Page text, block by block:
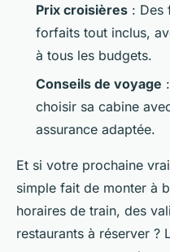
Prix croisières : Des
forfaits tout inclus,
à tous les budgets.
Conseils de voyage
choisir sa cabine
assurance adaptée.
Et si votre prochaine
simple fait de monter à
horaires de train, des
restaurants à réserver ?